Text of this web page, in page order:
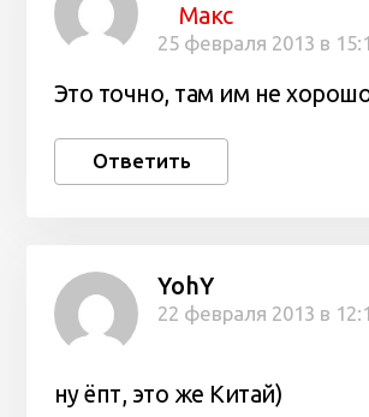
Макс
25 февраля 2013 в
Это точно, там им не
Ответить
YohY
22 февраля 2013 в
ну ёпт, это же Китай)